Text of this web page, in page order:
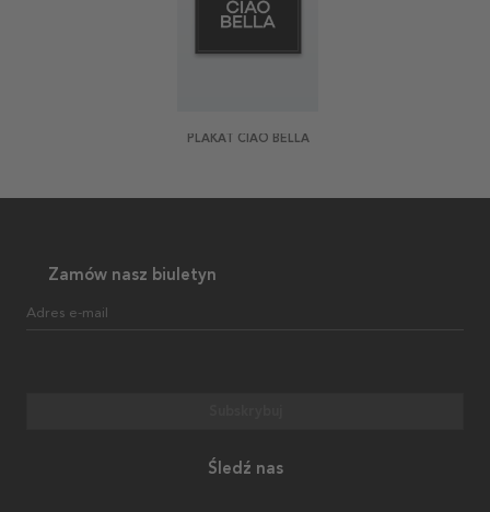
PLAKAT CIAO BELLA
Zamów nasz biuletyn
Adres e-mail
Śledź nas